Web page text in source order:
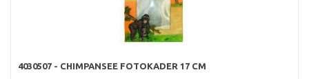
4030507 - CHIMPANSEE FOTOKADER 17 CM